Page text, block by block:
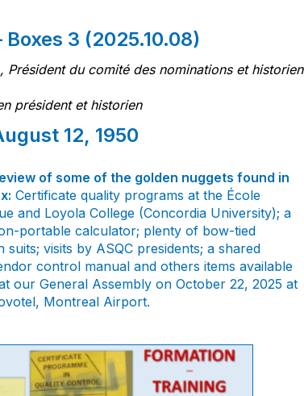
3 (2025.10.08)
Président du comité des nominations et historien
président et historien
12, 1950
of some of the golden nuggets found in
Certificate quality programs at the École
and Loyola College (Concordia University); a
portable calculator; plenty of bow-tied
suits; visits by ASQC presidents; a shared
control manual and others items available
our General Assembly on October 22, 2025 at
Montreal Airport.